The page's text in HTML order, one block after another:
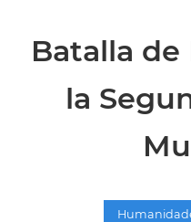
Batalla de
la